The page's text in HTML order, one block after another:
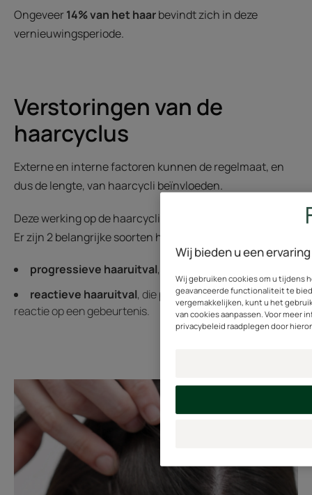
Ongeveer14% van het haarbevindt zich in deze
vernieuwingsperiode.
Verstoringen van de
haarcyclus
Externe en interne factoren kunnen de regelmaat, en
dus de lengte, van haarcycli beïnvloeden.
Deze werking op de haarcycli kan leiden tot haaruitval.
Er zijn 2 belangrijke soorten haaruitval:
progressieve haaruitval, die geleidelijk optreedt
reactieve haaruitval, die plotseling optreedt als
reactie op een gebeurtenis.
Wij bieden u een
Wij gebruiken cookies om u tijdens
geavanceerde functionaliteit te
vergemakkelijken, kunt u het
van cookies aanpassen. Voor meer
privacybeleid raadplegen door